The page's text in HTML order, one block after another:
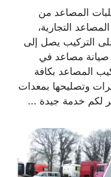
المصاعد من
التجارية،
التركيب يصل إلى
صيانة مصاعد في
المصاعد بكافة
وتصليحها بمعدات
لكم خدمة جيدة ...